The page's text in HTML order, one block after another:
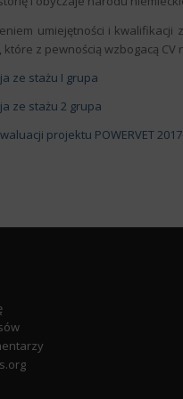
umiejętności i
które z pewnością wzbogacą
ze stażu I grupa
ze stażu 2 grupa
projektu POWERVET